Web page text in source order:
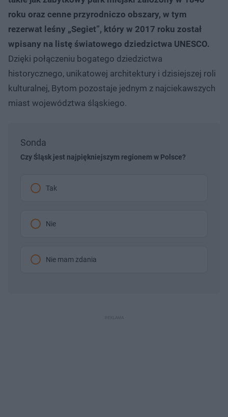
roku oraz cenne przyrodniczo obszary, w tym
rezerwat leśny „Segiet”, który w 2017 roku został
wpisany na listę światowego dziedzictwa UNESCO.
Dzięki połączeniu bogatego dziedzictwa
historycznego, unikatowej architektury i dzisiejszej roli
kulturalnej, Bytom pozostaje jednym z najciekawszych
miast województwa śląskiego.
Sonda
Czy Śląsk jest najpiękniejszym regionem w Polsce?
Tak
Nie
Nie mam zdania